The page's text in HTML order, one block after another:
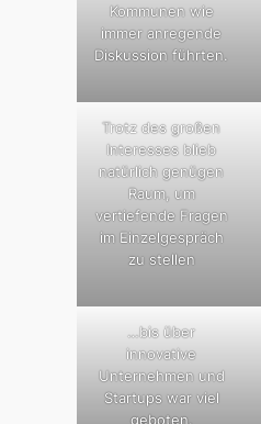
Kommunen wie
immer anregende
Diskussion führten.
Trotz des großen
Interesses blieb
natürlich genügen
Raum, um
vertiefende Fragen
im Einzelgespräch
zu stellen
…bis über
innovative
Unternehmen und
Startups war viel
geboten.